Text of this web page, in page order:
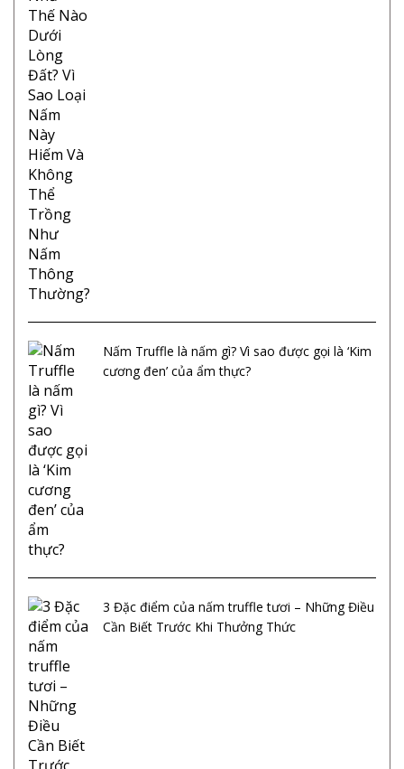
Nấm Truffle là nấm gì? Vì sao được gọi là ‘Kim
cương đen’ của ẩm thực?
3 Đặc điểm của nấm truffle tươi – Những Điều
Cần Biết Trước Khi Thưởng Thức